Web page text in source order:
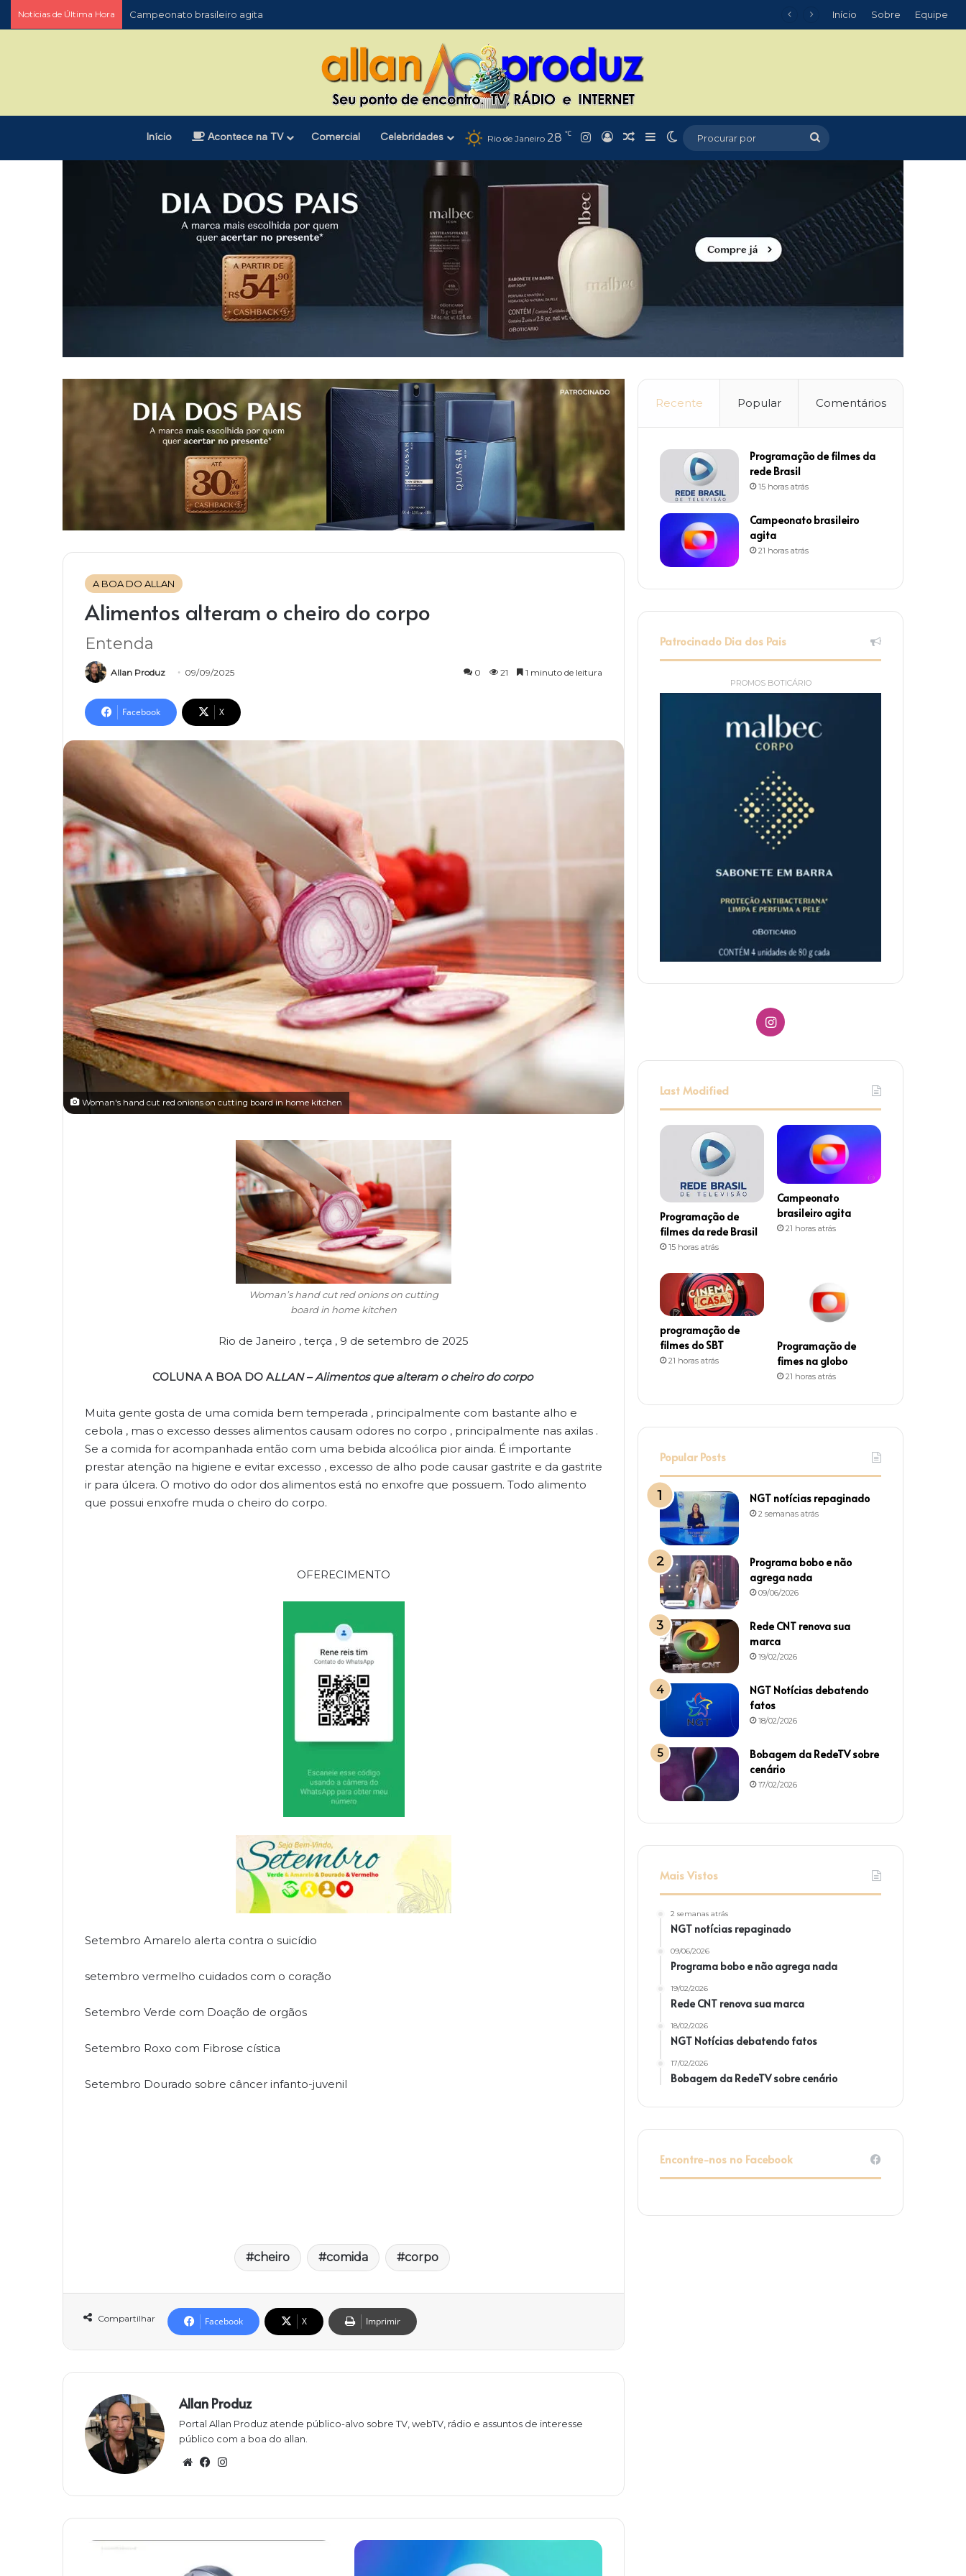
Notícias de Última Hora Campeonato brasileiro agita Início Sobre Equipe
Início Acontece na TV Comercial Celebridades Rio de Janeiro 28 ℃ Instagram
EntrarArtigo aleatório
Barra Lateral
Switch skin
por
A BOA DO ALLAN
Alimentos alteram o cheiro do corpo
Entenda
Allan Produz 09/09/2025 0 21 1 minuto de leitura
Facebook X
Woman's hand cut red onions on cutting board in home kitchen
Woman’s hand cut red onions on cutting
board in home kitchen
Rio de Janeiro , terça , 9 de setembro de 2025
COLUNA A BOA DO ALLAN – Alimentos que alteram o cheiro do corpo
Muita gente gosta de uma comida bem temperada , principalmente com bastante alho e
cebola , mas o excesso desses alimentos causam odores no corpo , principalmente nas axilas .
Se a comida for acompanhada então com uma bebida alcoólica pior ainda. É importante
prestar atenção na higiene e evitar excesso , excesso de alho pode causar gastrite e da gastrite
ir para úlcera. O motivo do odor dos alimentos está no enxofre que possuem. Todo alimento
que possui enxofre muda o cheiro do corpo.
OFERECIMENTO
Setembro Amarelo alerta contra o suicídio
setembro vermelho cuidados com o coração
Setembro Verde com Doação de orgãos
Setembro Roxo com Fibrose cística
Setembro Dourado sobre câncer infanto-juvenil
cheiro comida corpo
Compartilhar Facebook X Imprimir
Allan Produz
Portal Allan Produz atende público-alvo sobre TV, webTV, rádio e assuntos de interesse
público com a boa do allan.
W
sit
Fa
bogra
O
Recente Popular Comentários
Programação de filmes da
rede Brasil
15 horas atrás
Campeonato brasileiro
agita
21 horas atrás
Patrocinado Dia dos Pais
PROMOS BOTICÁRIO
I
t
a
r
a
Last Modified
Programação de
filmes da rede Brasil
15 horas atrás
Campeonato
brasileiro agita
21 horas atrás
programação de
filmes do SBT
21 horas atrás
Programação de
fimes na globo
21 horas atrás
Popular Posts
NGT notícias repaginado
2 semanas atrás
Programa bobo e não
agrega nada
09/06/2026
Rede CNT renova sua
marca
19/02/2026
NGT Notícias debatendo
fatos
18/02/2026
Bobagem da RedeTV sobre
cenário
17/02/2026
Mais Vistos
2 semanas atrás
NGT notícias repaginado
09/06/2026
Programa bobo e não agrega nada
19/02/2026
Rede CNT renova sua marca
18/02/2026
NGT Notícias debatendo fatos
17/02/2026
Bobagem da RedeTV sobre cenário
Encontre-nos no Facebook